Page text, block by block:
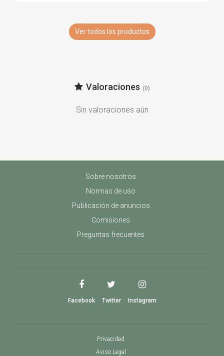
Ver todos los productos
Valoraciones (0)
Sin valoraciones aún
Sobre nosotros
Normas de uso
Publicación de anuncios
Comisiones
Preguntas frecuentes
Facebook Twitter Instagram
Privacidad
Aviso Legal